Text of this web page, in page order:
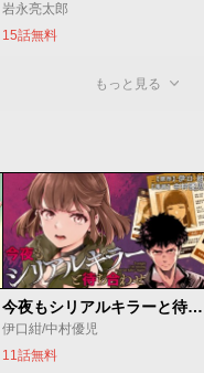
岩永亮太郎
15話無料
もっと見る
今夜もシリアルキラーと待ち合わせ
伊口紺/中村優児
11話無料